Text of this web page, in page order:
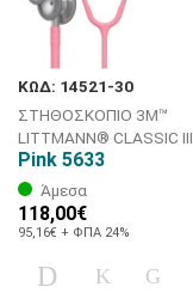
ΚΩΔ: 14521-30
ΣΤΗΘΟΣΚΟΠΙΟ 3M™
LITTMANN® CLASSIC III
Pink 5633
Άμεσα
118,00€
95,16€ + ΦΠΑ 24%